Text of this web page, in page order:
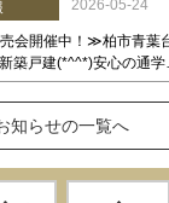
知らせの一覧へ